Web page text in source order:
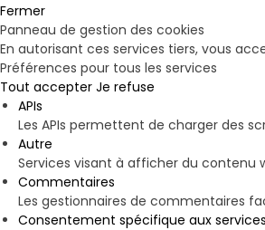
Fermer
Panneau de gestion des cookies
En autorisant ces services tiers, vous
Préférences pour tous les services
Tout accepter Je refuse
APIs
Les APIs permettent de charger des
Autre
Services visant à afficher du contenu
Commentaires
Les gestionnaires de commentaires
Consentement spécifique aux